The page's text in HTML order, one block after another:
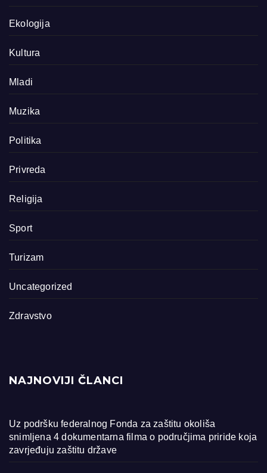
Ekologija
Kultura
Mladi
Muzika
Politika
Privreda
Religija
Sport
Turizam
Uncategorized
Zdravstvo
NAJNOVIJI ČLANCI
Uz podršku federalnog Fonda za zaštitu okoliša
snimljena 4 dokumentarna filma o područjima priride koja
zavrjeđuju zaštitu države